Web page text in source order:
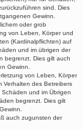
sind. Dies
Gewinn.
oder grob
von Leben, Körper und
(Kardinalpflichten) auf
und im übrigen der
begrenzt. Dies gilt auch
Gewinn.
von Leben, Körper
Verhalten des Betreibers
und im Übrigen
begrenzt. Dies gilt
auch zugunsten der